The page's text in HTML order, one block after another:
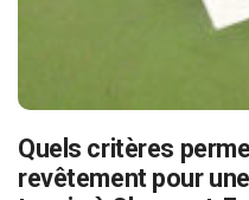
Quels critères
revêtement pour